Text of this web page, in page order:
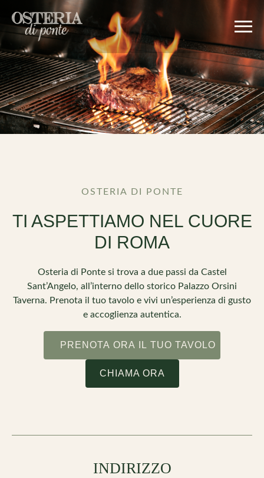
OSTERIA DI PONTE
TI ASPETTIAMO NEL CUORE
DI ROMA
Osteria di Ponte si trova a due passi da Castel
Sant’Angelo, all’interno dello storico Palazzo Orsini
Taverna. Prenota il tuo tavolo e vivi un’esperienza di gusto
e accoglienza autentica.
PRENOTA ORA IL TUO TAVOLO
CHIAMA ORA
INDIRIZZO